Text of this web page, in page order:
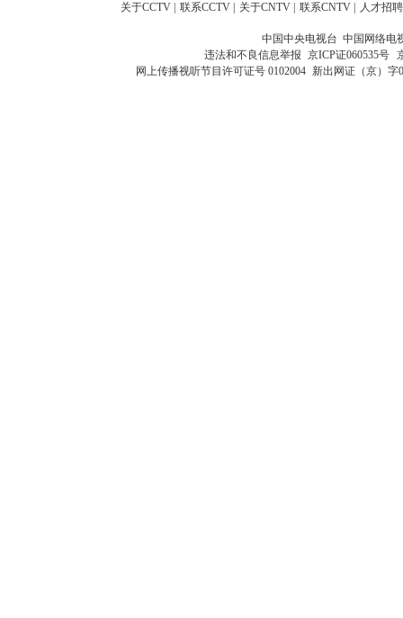
关于CCTV 联系CCTV 关于CNTV 联系CNTV 人才招聘
中国中央电视台 中国网络电
违法和不良信息举报 京ICP证060535号
网上传播视听节目许可证号 0102004 新出网证（京）